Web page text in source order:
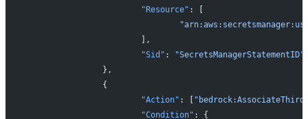
			"Resource"
: [
			],
			"Sid"
:
"SecretsManagerStatementID"
		},
		{
			"Action"
: [
			"Condition"
: {